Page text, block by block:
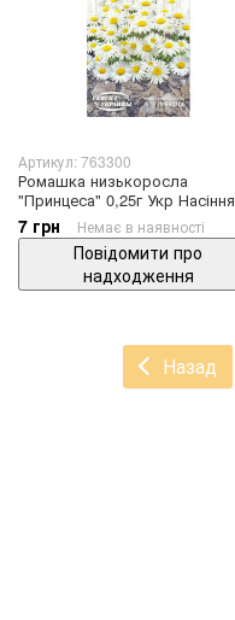
Артикул: 763300
Ромашка низькоросла
"Принцеса" 0,25г Укр Насіння
7 грн Немає в наявності
Повідомити про
надходження
Назад